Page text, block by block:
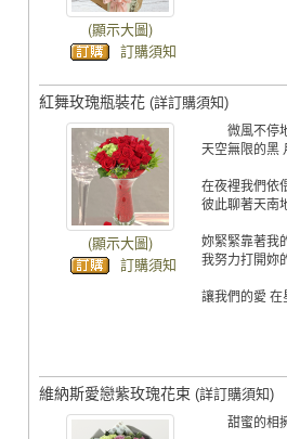
(顯示大圖)
訂購須知
紅舞玫瑰瓶裝花 (詳訂購須知)
(顯示大圖)
訂購須知
微風不停
天空無限的黑
在夜裡我們依
彼此聊著天南
妳緊緊靠著我
我努力打開妳
讓我們的愛 在
維納斯愛戀紫玫瑰花束 (詳訂購須知)
甜蜜的相